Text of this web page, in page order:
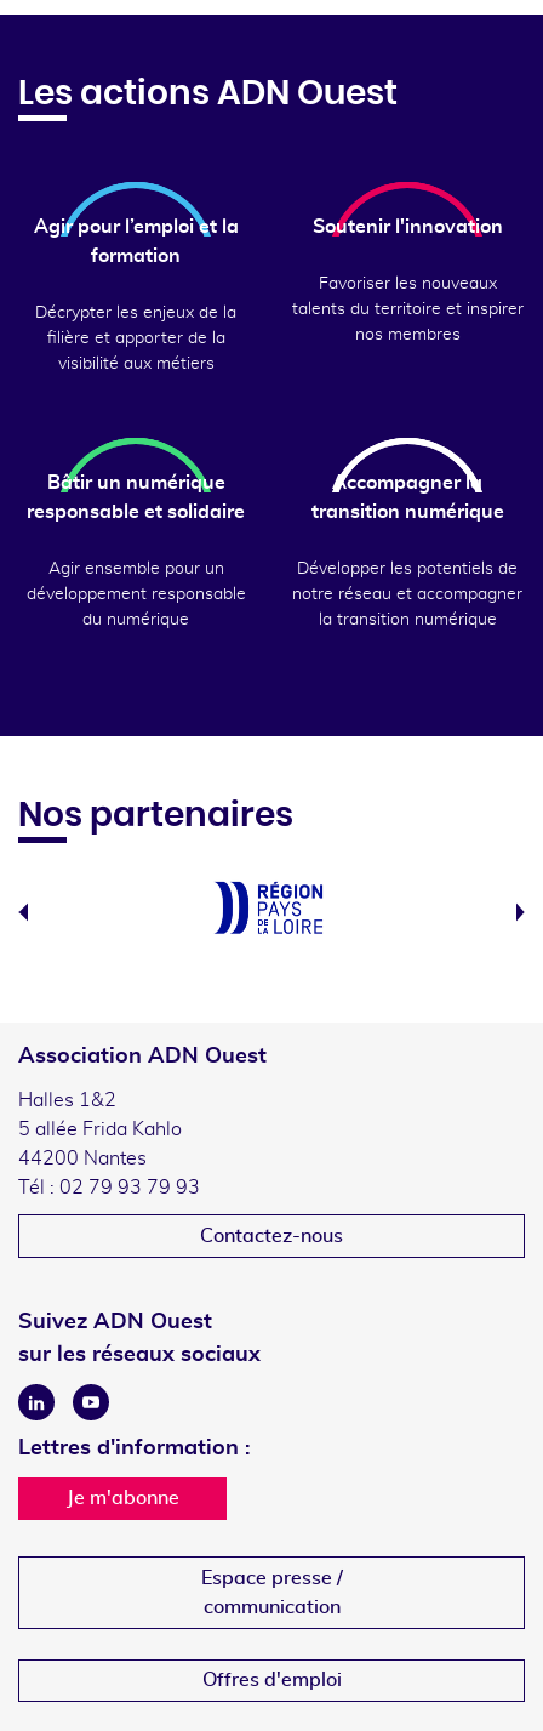
Les actions ADN Ouest
Agir pour l’emploi et la
formation
Décrypter les enjeux de la
filière et apporter de la
visibilité aux métiers
Soutenir l'innovation
Favoriser les nouveaux
talents du territoire et inspirer
nos membres
Bâtir un numérique
responsable et solidaire
Agir ensemble pour un
développement responsable
du numérique
Accompagner la
transition numérique
Développer les potentiels de
notre réseau et accompagner
la transition numérique
Nos partenaires
Association ADN Ouest
Halles 1&2
5 allée Frida Kahlo
44200 Nantes
Tél : 02 79 93 79 93
Contactez-nous
Suivez ADN Ouest
sur les réseaux sociaux
LinkedinYoutube
Lettres d'information :
Je m'abonne
Espace presse /
communication
Offres d'emploi